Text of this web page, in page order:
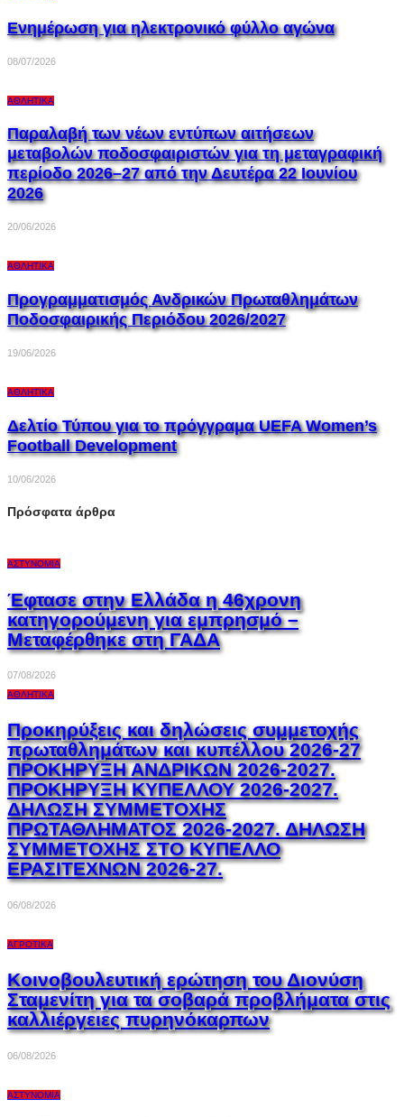
Ενημέρωση για ηλεκτρονικό φύλλο αγώνα
08/07/2026
ΑΘΛΗΤΙΚΆ
Παραλαβή των νέων εντύπων αιτήσεων
μεταβολών ποδοσφαιριστών για τη μεταγραφική
περίοδο 2026–27 από την Δευτέρα 22 Ιουνίου
2026
20/06/2026
ΑΘΛΗΤΙΚΆ
Προγραμματισμός Ανδρικών Πρωταθλημάτων
Ποδοσφαιρικής Περιόδου 2026/2027
19/06/2026
ΑΘΛΗΤΙΚΆ
Δελτίο Τύπου για το πρόγγραμα UEFA Women’s
Football Development
10/06/2026
Πρόσφατα άρθρα
ΑΣΤΥΝΟΜΊΑ
Έφτασε στην Ελλάδα η 46χρονη
κατηγορούμενη για εμπρησμό –
Μεταφέρθηκε στη ΓΑΔΑ
07/08/2026
ΑΘΛΗΤΙΚΆ
Προκηρύξεις και δηλώσεις συμμετοχής
πρωταθλημάτων και κυπέλλου 2026-27
ΠΡΟΚΗΡΥΞΗ ΑΝΔΡΙΚΩΝ 2026-2027.
ΠΡΟΚΗΡΥΞΗ ΚΥΠΕΛΛΟΥ 2026-2027.
ΔΗΛΩΣΗ ΣΥΜΜΕΤΟΧΗΣ
ΠΡΩΤΑΘΛΗΜΑΤΟΣ 2026-2027. ΔΗΛΩΣΗ
ΣΥΜΜΕΤΟΧΗΣ ΣΤΟ ΚΥΠΕΛΛΟ
ΕΡΑΣΙΤΕΧΝΩΝ 2026-27.
06/08/2026
ΑΓΡΟΤΙΚΆ
Κοινοβουλευτική ερώτηση του Διονύση
Σταμενίτη για τα σοβαρά προβλήματα στις
καλλιέργειες πυρηνόκαρπων
06/08/2026
ΑΣΤΥΝΟΜΊΑ